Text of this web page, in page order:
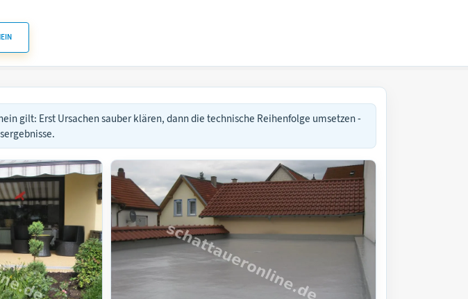
gilt: Erst Ursachen sauber klären, dann die technische Reihenfolge umsetzen -